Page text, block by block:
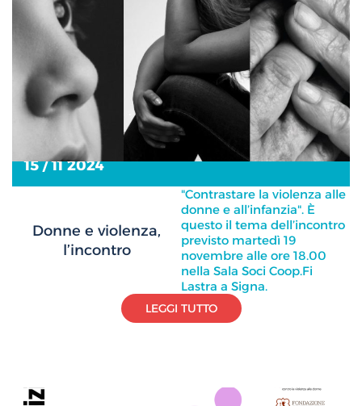
Donne e violenza,
l’incontro
"Contrastare la violenza alle
donne e all’infanzia". È
questo il tema dell’incontro
previsto martedì 19
novembre alle ore 18.00
nella Sala Soci Coop.Fi
Lastra a Signa.
15 / 11 2024
LEGGI TUTTO